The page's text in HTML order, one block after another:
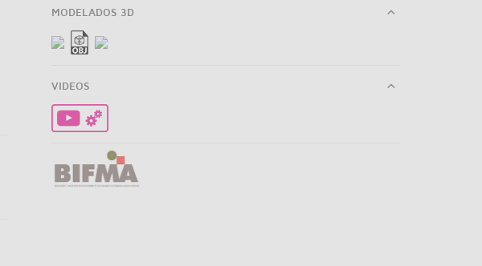
MODELADOS 3D
VIDEOS